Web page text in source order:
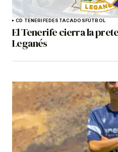
CD TENERIFEDESTACADOSFÚTBOL
El Tenerife cierra la
Leganés